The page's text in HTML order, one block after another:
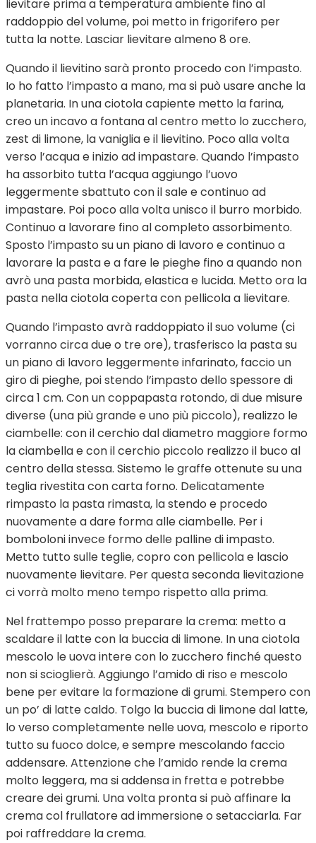
lievitare prima a temperatura ambiente fino al
raddoppio del volume, poi metto in frigorifero per
tutta la notte. Lasciar lievitare almeno 8 ore.
Quando il lievitino sarà pronto procedo con l’impasto.
Io ho fatto l’impasto a mano, ma si può usare anche la
planetaria. In una ciotola capiente metto la farina,
creo un incavo a fontana al centro metto lo zucchero,
zest di limone, la vaniglia e il lievitino. Poco alla volta
verso l’acqua e inizio ad impastare. Quando l’impasto
ha assorbito tutta l’acqua aggiungo l’uovo
leggermente sbattuto con il sale e continuo ad
impastare. Poi poco alla volta unisco il burro morbido.
Continuo a lavorare fino al completo assorbimento.
Sposto l’impasto su un piano di lavoro e continuo a
lavorare la pasta e a fare le pieghe fino a quando non
avrò una pasta morbida, elastica e lucida. Metto ora la
pasta nella ciotola coperta con pellicola a lievitare.
Quando l’impasto avrà raddoppiato il suo volume (ci
vorranno circa due o tre ore), trasferisco la pasta su
un piano di lavoro leggermente infarinato, faccio un
giro di pieghe, poi stendo l’impasto dello spessore di
circa 1 cm. Con un coppapasta rotondo, di due misure
diverse (una più grande e uno più piccolo), realizzo le
ciambelle: con il cerchio dal diametro maggiore formo
la ciambella e con il cerchio piccolo realizzo il buco al
centro della stessa. Sistemo le graffe ottenute su una
teglia rivestita con carta forno. Delicatamente
rimpasto la pasta rimasta, la stendo e procedo
nuovamente a dare forma alle ciambelle. Per i
bomboloni invece formo delle palline di impasto.
Metto tutto sulle teglie, copro con pellicola e lascio
nuovamente lievitare. Per questa seconda lievitazione
ci vorrà molto meno tempo rispetto alla prima.
Nel frattempo posso preparare la crema: metto a
scaldare il latte con la buccia di limone. In una ciotola
mescolo le uova intere con lo zucchero finché questo
non si scioglierà. Aggiungo l’amido di riso e mescolo
bene per evitare la formazione di grumi. Stempero con
un po’ di latte caldo. Tolgo la buccia di limone dal latte,
lo verso completamente nelle uova, mescolo e riporto
tutto su fuoco dolce, e sempre mescolando faccio
addensare. Attenzione che l’amido rende la crema
molto leggera, ma si addensa in fretta e potrebbe
creare dei grumi. Una volta pronta si può affinare la
crema col frullatore ad immersione o setacciarla. Far
poi raffreddare la crema.